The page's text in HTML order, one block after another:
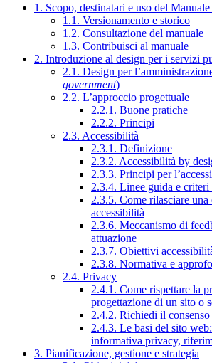
1. Scopo, destinatari e uso del
1.1. Versionamento e storico
1.2. Consultazione del manuale
1.3. Contribuisci al manuale
2. Introduzione al design per i servizi
2.1. Design per
government)
2.2. L’approccio progettuale
2.2.1. Buone pratiche
2.2.2. Principi
2.3. Accessibilità
2.3.1. Definizione
2.3.2. Accessibilità by
2.3.3. Principi per
2.3.4. Linee guida e criteri
2.3.5. Come rilasciare
accessibilità
2.3.6. Meccanismo di
attuazione
2.3.7. Obiettivi
2.3.8. Normativa e
2.4. Privacy
2.4.1. Come rispettare la
progettazione di un sito o
2.4.2. Richiedi il consenso
2.4.3. Le basi del sito
informativa privacy,
3. Pianificazione, gestione e strategia